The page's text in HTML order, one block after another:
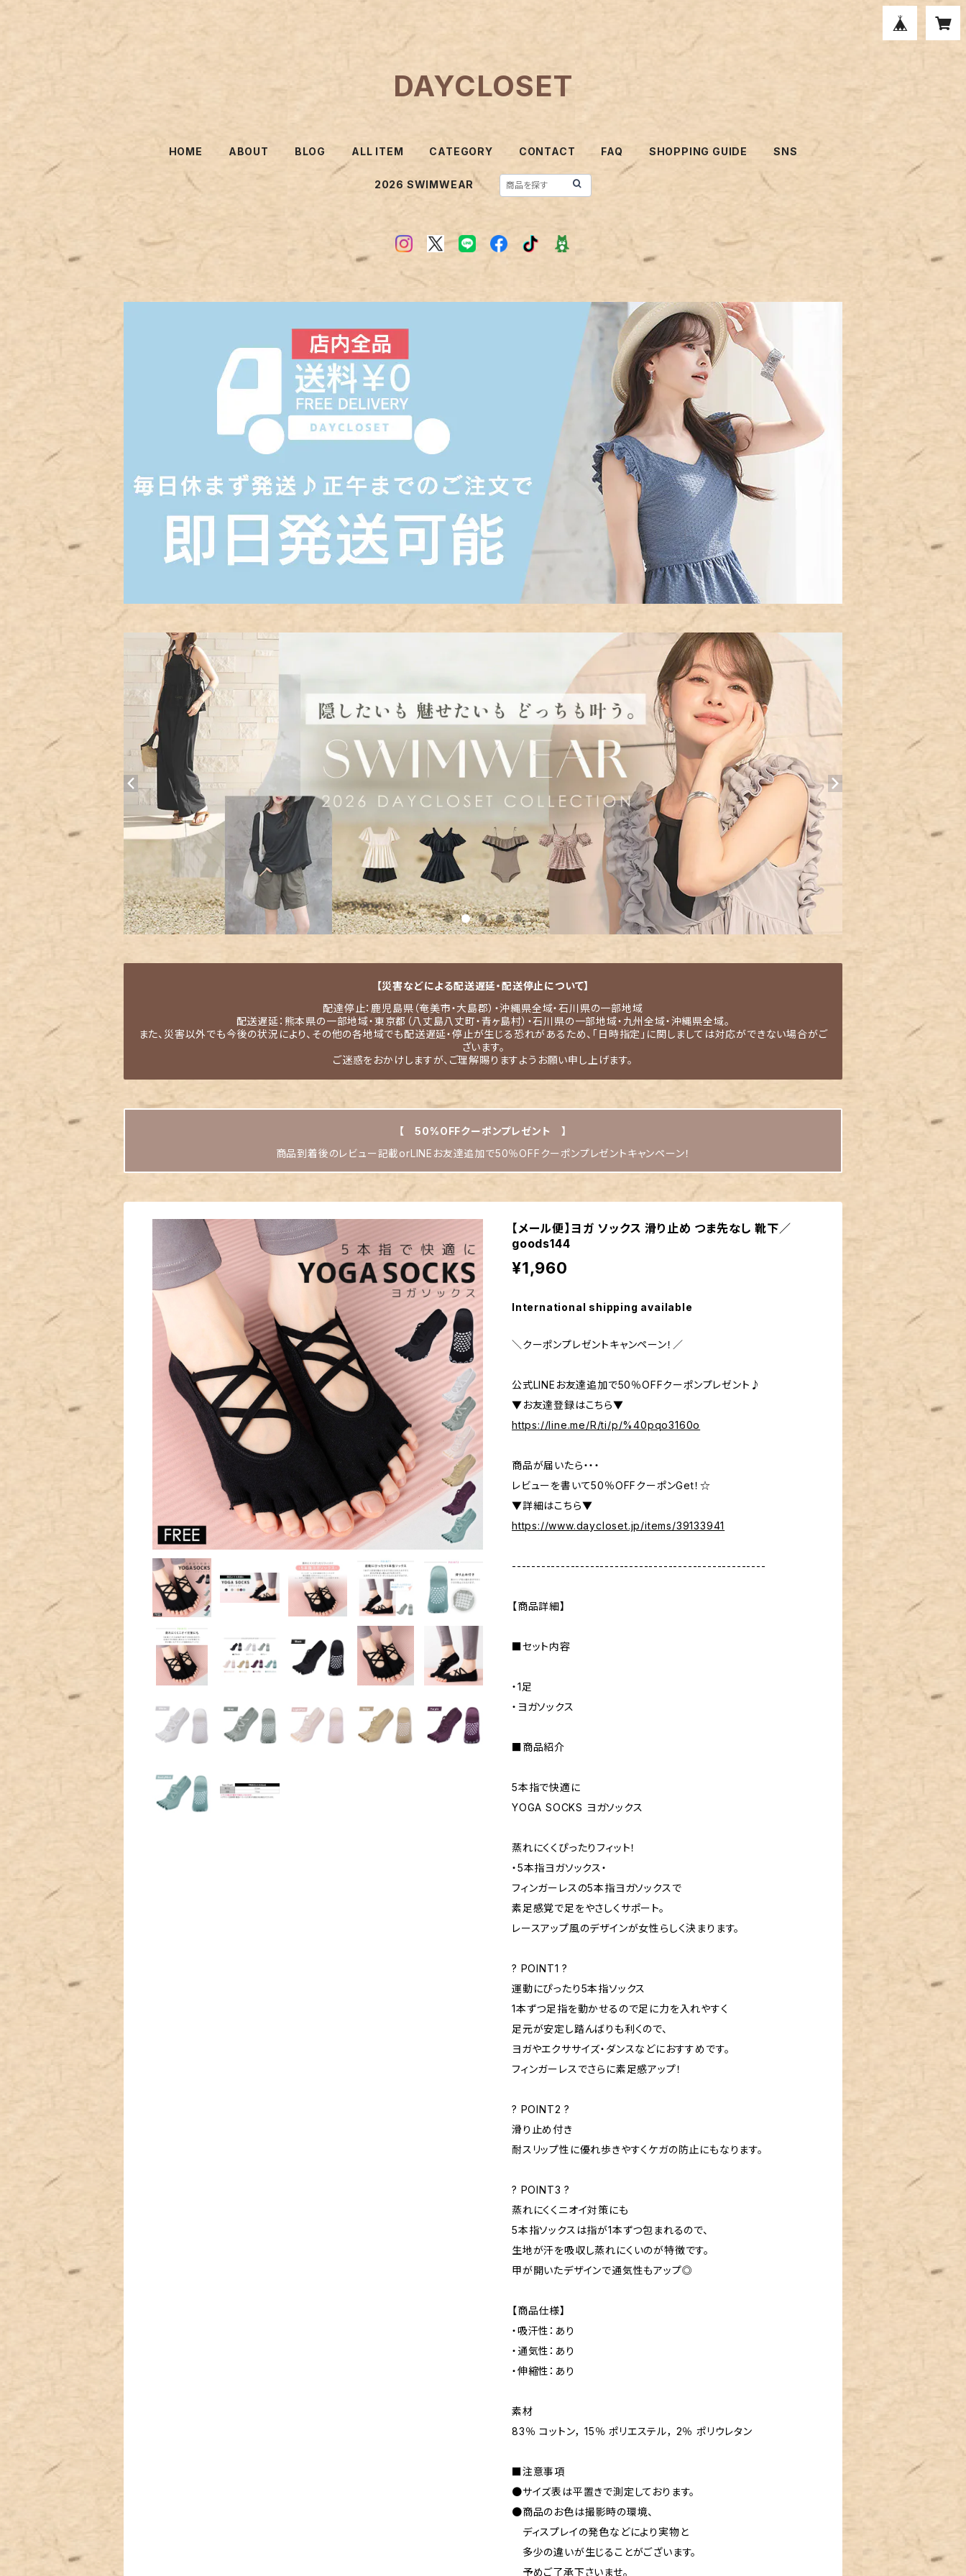
DAYCLOSET
HOME ABOUT BLOG ALL ITEM CATEGORY CONTACT FAQ SHOPPING GUIDE SNS
2026 SWIMWEAR
【災害などによる配送遅延・配送停止について】
配達停止：鹿児島県（奄美市・大島郡）・沖縄県全域・石川県の一部地域
配送遅延：熊本県の一部地域・東京都（八丈島八丈町・青ヶ島村）・石川県の一部地域・九州全域・沖縄県全域。
また、災害以外でも今後の状況により、その他の各地域でも配送遅延・停止が生じる恐れがあるため、「日時指定」に関しましては対応ができない場合がご
ざいます。
ご迷惑をおかけしますが、ご理解賜りますようお願い申し上げます。
【 50%OFFクーポンプレゼント 】
商品到着後のレビュー記載orLINEお友達追加で50％OFFクーポンプレゼントキャンペーン！
【メール便】ヨガ ソックス 滑り止め つま先なし 靴下／
goods144
¥1,960
International shipping available
＼クーポンプレゼントキャンペーン！／
公式LINEお友達追加で50％OFFクーポンプレゼント♪
▼お友達登録はこちら▼
https://line.me/R/ti/p/%40pqo3160o
商品が届いたら・・・
レビューを書いて50％OFFクーポンGet！☆
▼詳細はこちら▼
https://www.daycloset.jp/items/39133941
----------------------------------------------------
【商品詳細】
■セット内容
・1足
・ヨガソックス
■商品紹介
5本指で快適に
YOGA SOCKS ヨガソックス
蒸れにくくぴったりフィット！
・5本指ヨガソックス・
フィンガーレスの5本指ヨガソックスで
素足感覚で足をやさしくサポート。
レースアップ風のデザインが女性らしく決まります。
? POINT1 ?
運動にぴったり5本指ソックス
1本ずつ足指を動かせるので足に力を入れやすく
足元が安定し踏んばりも利くので、
ヨガやエクササイズ・ダンスなどにおすすめです。
フィンガーレスでさらに素足感アップ！
? POINT2 ?
滑り止め付き
耐スリップ性に優れ歩きやすくケガの防止にもなります。
? POINT3 ?
蒸れにくくニオイ対策にも
5本指ソックスは指が1本ずつ包まれるので、
生地が汗を吸収し蒸れにくいのが特徴です。
甲が開いたデザインで通気性もアップ◎
【商品仕様】
・吸汗性：あり
・通気性：あり
・伸縮性：あり
素材
83％ コットン， 15％ ポリエステル， 2％ ポリウレタン
■注意事項
●サイズ表は平置きで測定しております。
●商品のお色は撮影時の環境、
ディスプレイの発色などにより実物と
多少の違いが生じることがございます。
予めご了承下さいませ。